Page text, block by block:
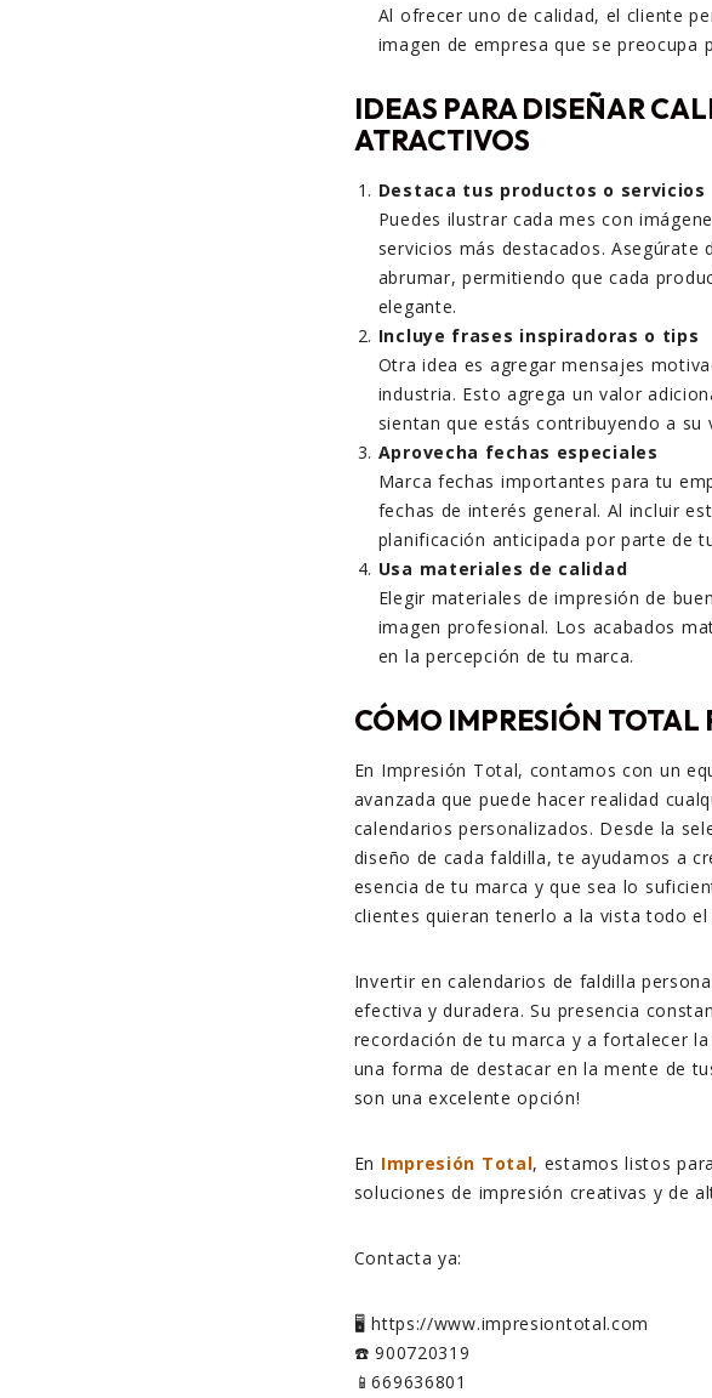
Al ofrecer uno de calidad, el cliente
imagen de empresa que se preocupa
IDEAS PARA DISEÑAR
ATRACTIVOS
Destaca tus productos o servicios
Puedes ilustrar cada mes con
servicios más destacados.
abrumar, permitiendo que cada
elegante.
Incluye frases inspiradoras o tips
Otra idea es agregar mensajes
industria. Esto agrega un valor
sientan que estás contribuyendo a su
Aprovecha fechas especiales
Marca fechas importantes para tu
fechas de interés general. Al incluir
planificación anticipada por parte de
Usa materiales de calidad
Elegir materiales de impresión de
imagen profesional. Los acabados
en la percepción de tu marca.
CÓMO IMPRESIÓN TOTAL
En Impresión Total, contamos con un
avanzada que puede hacer realidad
calendarios personalizados. Desde la
diseño de cada faldilla, te ayudamos a
esencia de tu marca y que sea lo
clientes quieran tenerlo a la vista todo el
Invertir en calendarios de faldilla
efectiva y duradera. Su presencia
recordación de tu marca y a fortalecer
una forma de destacar en la mente de
son una excelente opción!
En Impresión Total, estamos listos
soluciones de impresión creativas y de
Contacta ya:
🖥️ https://www.impresiontotal.com
☎️ 900720319
📱669636801